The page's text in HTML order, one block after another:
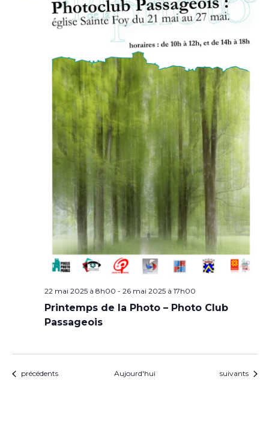
22 mai 2025 à 8h00 - 26 mai 2025 à 17h00
Printemps de la Photo – Photo Club
Passageois
Évènements
précédents Aujourd'hui Évènements
suivants